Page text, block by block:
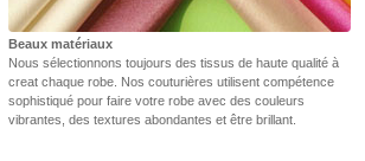
Beaux matériaux
Nous sélectionnons toujours des tissus de haute qualité à
creat chaque robe. Nos couturières utilisent compétence
sophistiqué pour faire votre robe avec des couleurs
vibrantes, des textures abondantes et être brillant.